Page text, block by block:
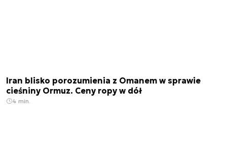
Iran blisko porozumienia z Omanem w sprawie
cieśniny Ormuz. Ceny ropy w dół
4 min.